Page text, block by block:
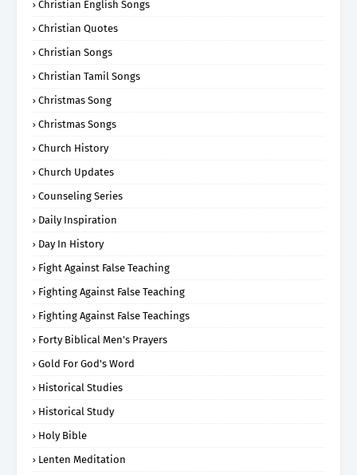
Christian English Songs
Christian Quotes
Christian Songs
Christian Tamil Songs
Christmas Song
Christmas Songs
Church History
Church Updates
Counseling Series
Daily Inspiration
Day In History
Fight Against False Teaching
Fighting Against False Teaching
Fighting Against False Teachings
Forty Biblical Men's Prayers
Gold For God's Word
Historical Studies
Historical Study
Holy Bible
Lenten Meditation